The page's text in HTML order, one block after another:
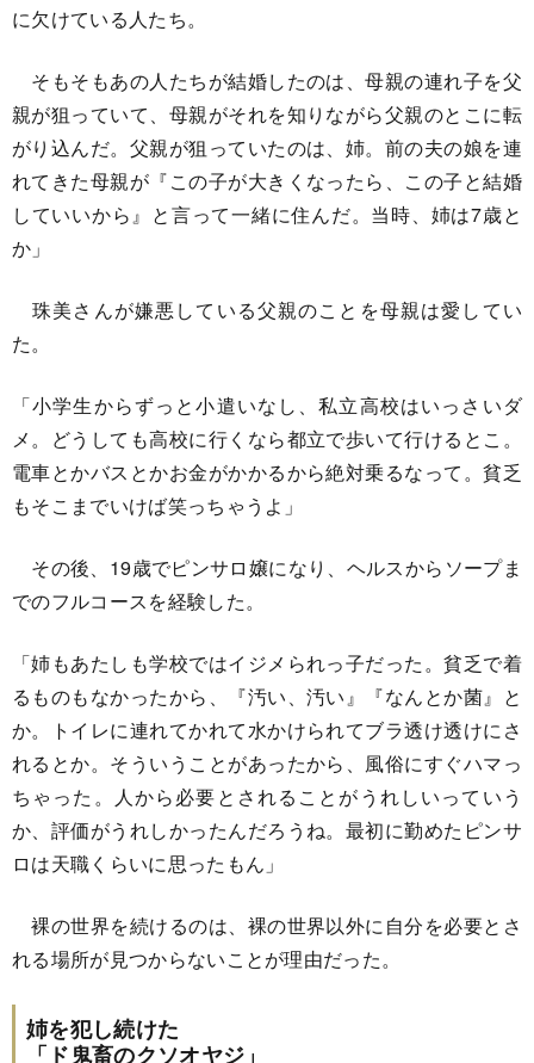
に欠けている人たち。
そもそもあの人たちが結婚したのは、母親の連れ子を父
親が狙っていて、母親がそれを知りながら父親のとこに転
がり込んだ。父親が狙っていたのは、姉。前の夫の娘を連
れてきた母親が『この子が大きくなったら、この子と結婚
していいから』と言って一緒に住んだ。当時、姉は7歳と
か」
珠美さんが嫌悪している父親のことを母親は愛してい
た。
「小学生からずっと小遣いなし、私立高校はいっさいダ
メ。どうしても高校に行くなら都立で歩いて行けるとこ。
電車とかバスとかお金がかかるから絶対乗るなって。貧乏
もそこまでいけば笑っちゃうよ」
その後、19歳でピンサロ嬢になり、ヘルスからソープま
でのフルコースを経験した。
「姉もあたしも学校ではイジメられっ子だった。貧乏で着
るものもなかったから、『汚い、汚い』『なんとか菌』と
か。トイレに連れてかれて水かけられてブラ透け透けにさ
れるとか。そういうことがあったから、風俗にすぐハマっ
ちゃった。人から必要とされることがうれしいっていう
か、評価がうれしかったんだろうね。最初に勤めたピンサ
ロは天職くらいに思ったもん」
裸の世界を続けるのは、裸の世界以外に自分を必要とさ
れる場所が見つからないことが理由だった。
姉を犯し続けた
「ド鬼畜のクソオヤジ」